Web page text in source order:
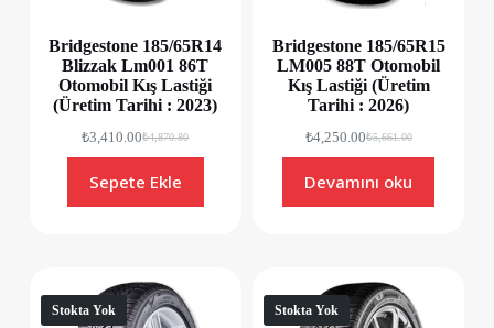
Bridgestone 185/65R14
Blizzak Lm001 86T
Otomobil Kış Lastiği
(Üretim Tarihi : 2023)
₺4,870.80
₺3,410.00
Sepete Ekle
Bridgestone 185/65R15
LM005 88T Otomobil
Kış Lastiği (Üretim
Tarihi : 2026)
₺5,661.00
₺4,250.00
Devamını oku
Stokta Yok Stokta Yok